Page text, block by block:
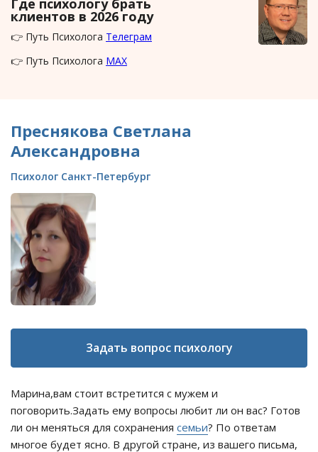
Где психологу брать
клиентов в 2026 году
👉 Путь Психолога Телеграм
👉 Путь Психолога MAX
Преснякова Светлана
Александровна
Психолог Санкт-Петербург
Задать вопрос психологу
Марина,вам стоит встретится с мужем и
поговорить.Задать ему вопросы любит ли он вас? Готов
ли он меняться для сохранения семьи? По ответам
многое будет ясно. В другой стране, из вашего письма,